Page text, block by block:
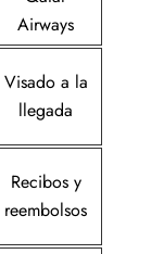
Airways
Visado a la
llegada
Recibos y
reembolsos